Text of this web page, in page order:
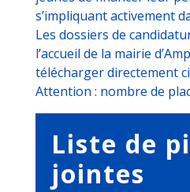
s’impliquant activement
Les dossiers de
l’accueil de la mairie
télécharger directement
Attention : nombre de
Liste de
jointes